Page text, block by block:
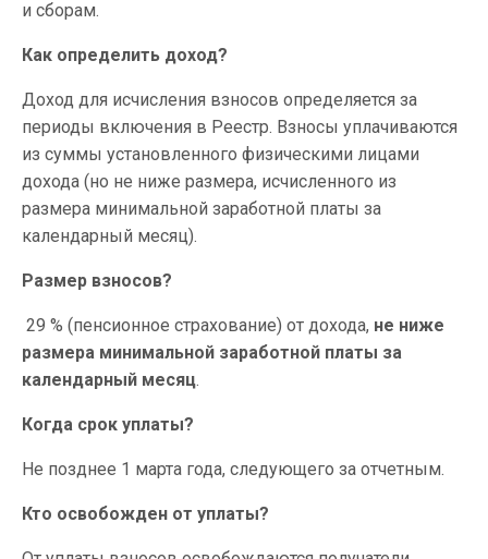
и сборам.
Как определить доход?
Доход для исчисления взносов определяется за
периоды включения в Реестр. Взносы уплачиваются
из суммы установленного физическими лицами
дохода (но не ниже размера, исчисленного из
размера минимальной заработной платы за
календарный месяц).
Размер взносов?
29 % (пенсионное страхование) от дохода, не ниже
размера минимальной заработной платы за
календарный месяц.
Когда срок уплаты?
Не позднее 1 марта года, следующего за отчетным.
Кто освобожден от уплаты?